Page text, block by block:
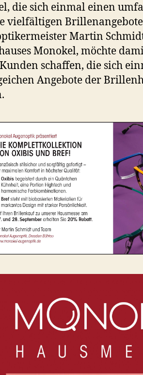
die sich einmal einen
vielfältigen
Martin
Monokel, möchte
schaffen, die sich
Angebote der